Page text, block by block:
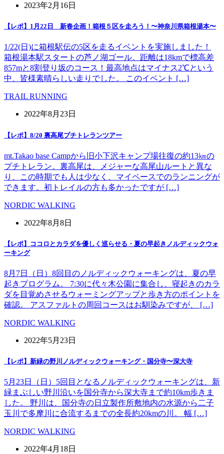
2023年2月16日
【レポ】1月22日 新春企画！箱根５区を走ろう！〜神奈川県箱根湯本〜
1/22(日)に箱根駅伝の5区を走るイベントを実施しました！
箱根湯本駅スタートの芦ノ湖ゴール。距離は18kmで標高差
857mと8割登り坂のコース！最高地点はマイナス2℃という
中、皆様素晴らしい走りでした。 このイベント […]
TRAIL RUNNING
2022年8月23日
【レポ】8/20 裏高尾プチトレランツアー
mt.Takao base Campから旧小下沢キャンプ場往復の約13㎞の
プチトレラン。裏高尾は、メジャーな高尾山ルートと異な
り、この時期でも人は少なく、マイペースでのランニングが
できます。初トレイルの方も多かったですが […]
NORDIC WALKING
2022年8月8日
【レポ】ココロとカラダを優しく巡らせる・夏の早起きノルディックウォ
ーキング
8月7日（日）8回目のノルディックウォーキングは、夏の早
起きプログラム。 7:30に代々木公園に集合し、寝起きのカラ
ダを目覚めさせるウォーミングアップと歩き方のポイントを
確認。 アスファルトの周回コースはお馴染みですが、 […]
NORDIC WALKING
2022年5月23日
【レポ】新緑の野川ノルディックウォーキング・国分寺〜深大寺
5月23日（日）5回目となるノルディックウォーキングは、新
緑まぶしい野川沿いを国分寺から深大寺まで約10km歩きま
した。 野川は、国分寺の日立製作所敷地内の水源から二子
玉川で多摩川に合流するまでの全長約20kmの川。 幅 […]
NORDIC WALKING
2022年4月18日